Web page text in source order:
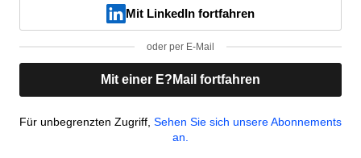
Mit LinkedIn fortfahren
oder per E-Mail
Mit einer E?Mail fortfahren
Für unbegrenzten Zugriff, Sehen Sie sich unsere Abonnements
an.